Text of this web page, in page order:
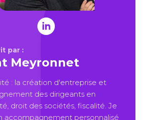
par :
Meyronnet
: la création d'entreprise et
des dirigeants en
droit des sociétés, fiscalité. Je
accompagnement personnalisé